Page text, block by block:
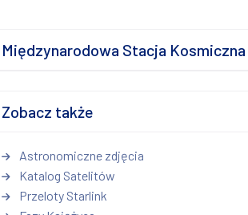
Międzynarodowa Stacja Kosmiczna
Zobacz także
Astronomiczne zdjęcia
Katalog Satelitów
Przeloty Starlink